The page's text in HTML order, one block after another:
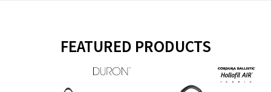
FEATURED PRODUCTS